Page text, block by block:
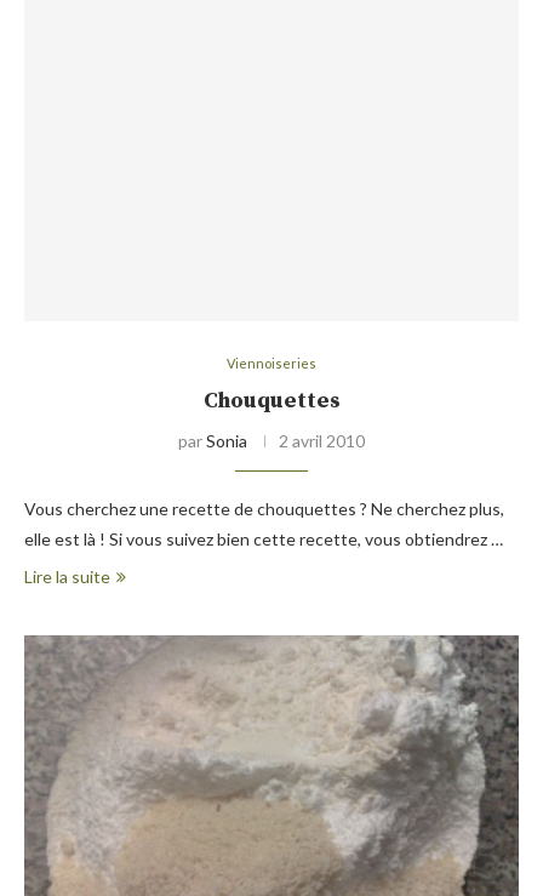
Viennoiseries
Chouquettes
parSonia 2 avril 2010
Vous cherchez une recette de chouquettes ? Ne cherchez plus,
elle est là ! Si vous suivez bien cette recette, vous obtiendrez …
Lire la suite